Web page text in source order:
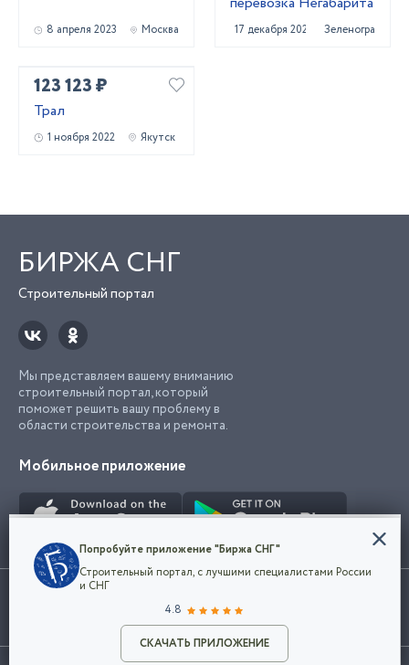
Разместить объявление
8 апреля 2023 Москва 17 декабря 2020 Зеленоград
123 123 ₽
Трал
1 ноября 2022 Якутск
БИРЖА СНГ
Строительный портал
Мы представляем вашему вниманию
строительный портал, который
поможет решить вашу проблему в
области строительства и ремонта.
Мобильное приложение
Использование сайта, в том числе подача объявлений, означает
марки представленные на сайте являются собственностью их
Конфиденциальность
Мы используем файлы cookie, чтобы сделать
наш сайт удобным для каждого
Политикой конфиденциальности компании
и принимаете условия использования cookie.
Попробуйте приложение "Биржа СНГ"
Строительный портал, с лучшими специалистами России
и СНГ
4.8
СКАЧАТЬ ПРИЛОЖЕНИЕ